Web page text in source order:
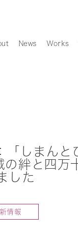
News Works
「しまんと
の絆と四万
した
情報